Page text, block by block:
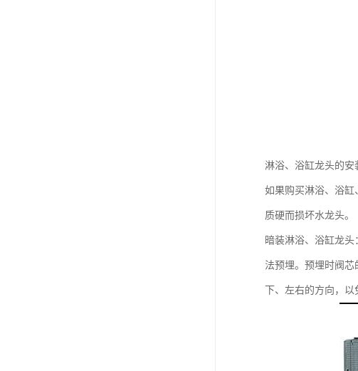
淋浴、浴缸龙头的安
如果购买淋浴、浴缸
质硬而损坏水龙头。
暗装淋浴、浴缸龙
法预埋。预埋时阀
下、左右的方向，以